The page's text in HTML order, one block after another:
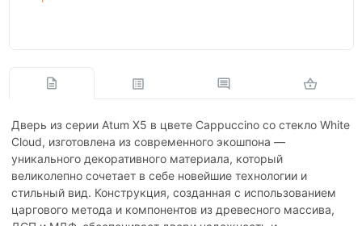
Дверь из серии Atum X5 в цвете Cappuccino со стекло White
Cloud, изготовлена из современного экошпона —
уникального декоративного материала, который
великолепно сочетает в себе новейшие технологии и
стильный вид. Конструкция, созданная с использованием
царгового метода и компонентов из древесного массива,